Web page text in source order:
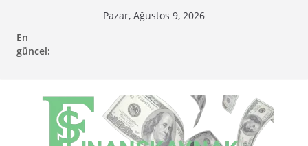
content
Pazar, Ağustos 9, 2026
En
güncel: